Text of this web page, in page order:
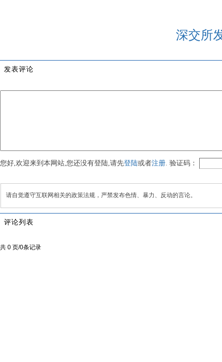
深交所
发表评论
您好,欢迎来到本网站,您还没有登陆,请先登陆或者注册. 验证码：
请自觉遵守互联网相关的政策法规，严禁发布色情、暴力、反动的言论。
评论列表
共 0 页/0条记录